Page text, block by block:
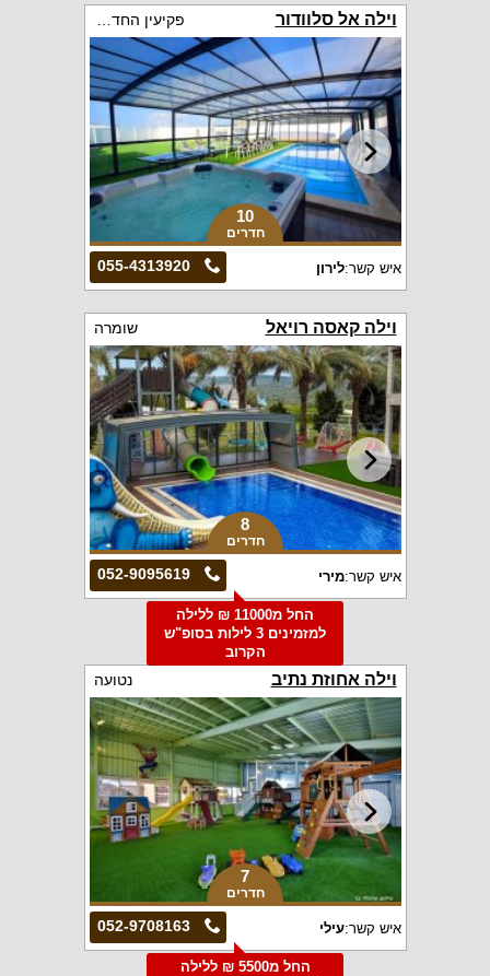
וילה אל סלוודור
10
חדרים
055-4313920 איש קשר:לירון
וילה קאסה רויאל שומרה
8
חדרים
052-9095619 איש קשר:מירי
החל מ11000 ₪ ללילה
למזמינים 3 לילות בסופ"ש
הקרוב
וילה אחוזת נתיב נטועה
7
חדרים
052-9708163 איש קשר:עילי
החל מ5500 ₪ ללילה